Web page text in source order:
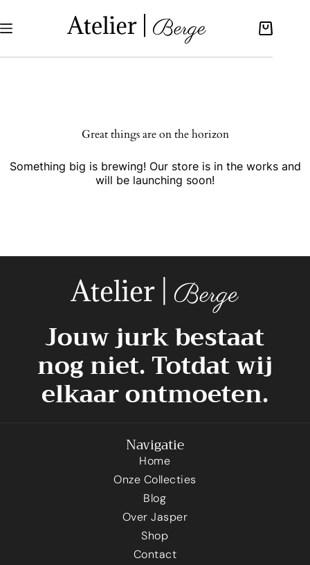
Great things are on the horizon
Something big is brewing! Our store is in the works and
will be launching soon!
Jouw jurk bestaat
nog niet. Totdat wij
elkaar ontmoeten.
Navigatie
Home
Onze Collecties
Blog
Over Jasper
Shop
Contact